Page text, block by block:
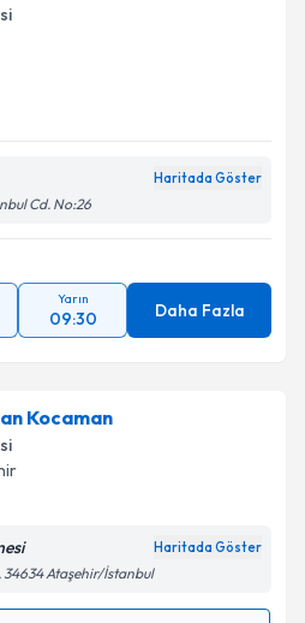
Haritada Göster
Cd. No:26
Yarın
09:30 Daha Fazla
Kocaman
Haritada Göster
34634 Ataşehir/İstanbul